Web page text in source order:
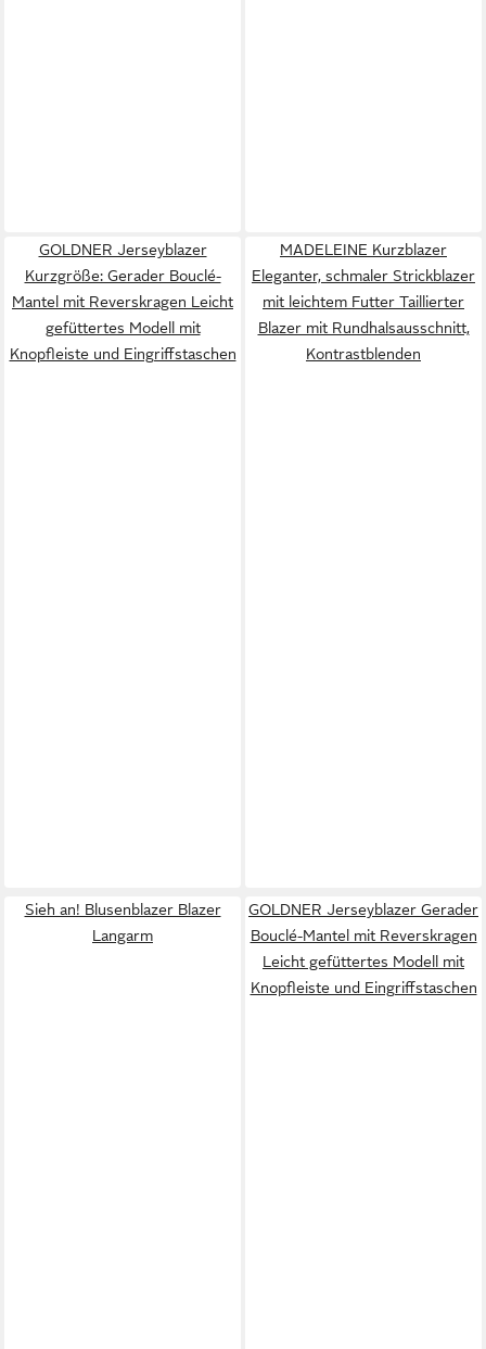
GOLDNER Jerseyblazer
Kurzgröße: Gerader Bouclé-
Mantel mit Reverskragen Leicht
gefüttertes Modell mit
Knopfleiste und Eingriffstaschen
MADELEINE Kurzblazer
Eleganter, schmaler Strickblazer
mit leichtem Futter Taillierter
Blazer mit Rundhalsausschnitt,
Kontrastblenden
Sieh an! Blusenblazer Blazer
Langarm
GOLDNER Jerseyblazer Gerader
Bouclé-Mantel mit Reverskragen
Leicht gefüttertes Modell mit
Knopfleiste und Eingriffstaschen